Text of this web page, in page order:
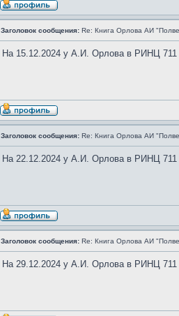
Заголовок сообщения: Re: Книга Орлова АИ
На 15.12.2024 у А.И. Орлова в РИНЦ 711
Заголовок сообщения: Re: Книга Орлова АИ
На 22.12.2024 у А.И. Орлова в РИНЦ 711
Заголовок сообщения: Re: Книга Орлова АИ
На 29.12.2024 у А.И. Орлова в РИНЦ 711